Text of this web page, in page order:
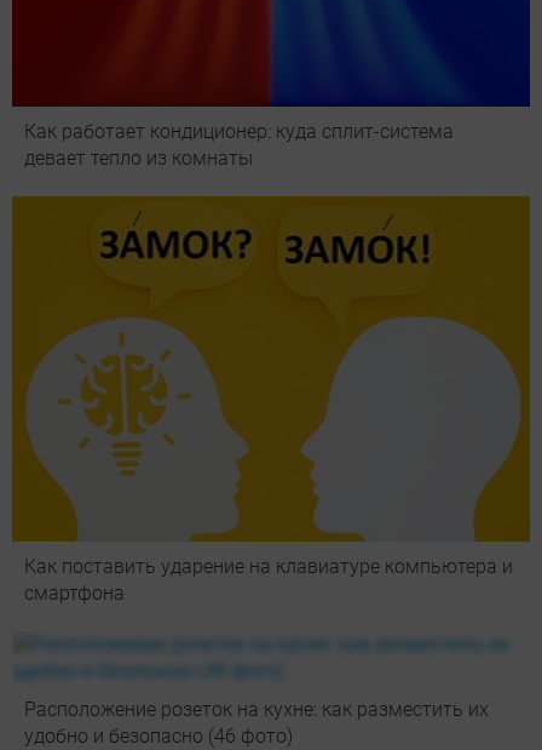
Как работает кондиционер: куда сплит-система
девает тепло из комнаты
Как поставить ударение на клавиатуре компьютера и
смартфона
Расположение розеток на кухне: как разместить их
удобно и безопасно (46 фото)